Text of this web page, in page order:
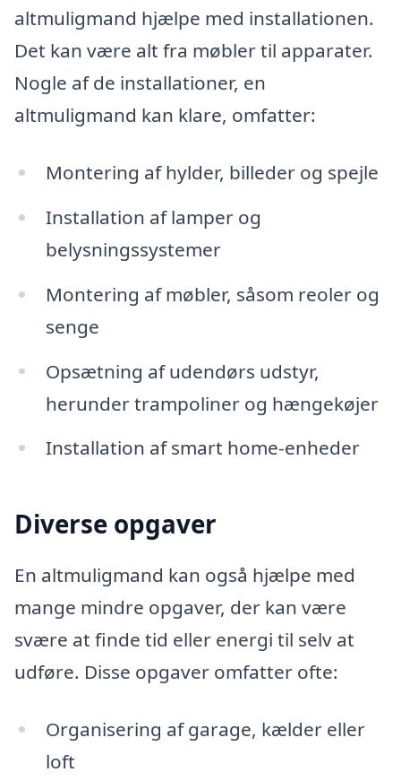
altmuligmand hjælpe med installationen.
Det kan være alt fra møbler til apparater.
Nogle af de installationer, en
altmuligmand kan klare, omfatter:
Montering af hylder, billeder og spejle
Installation af lamper og
belysningssystemer
Montering af møbler, såsom reoler og
senge
Opsætning af udendørs udstyr,
herunder trampoliner og hængekøjer
Installation af smart home-enheder
Diverse opgaver
En altmuligmand kan også hjælpe med
mange mindre opgaver, der kan være
svære at finde tid eller energi til selv at
udføre. Disse opgaver omfatter ofte:
Organisering af garage, kælder eller
loft